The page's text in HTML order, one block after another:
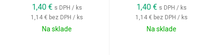
1,40 € s DPH / ks
1,14 € bez DPH / ks
Na sklade
1,40 € s DPH / ks
1,14 € bez DPH / ks
Na sklade